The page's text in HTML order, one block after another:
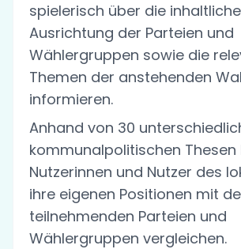
spielerisch über die inhaltliche
Ausrichtung der Parteien und
Wählergruppen sowie die
Themen der anstehenden
informieren.
Anhand von 30
kommunalpolitischen Thesen
Nutzerinnen und Nutzer des
ihre eigenen Positionen mit
teilnehmenden Parteien und
Wählergruppen vergleichen.